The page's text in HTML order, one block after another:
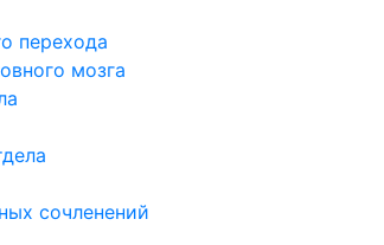
перехода
мозга
сочленений